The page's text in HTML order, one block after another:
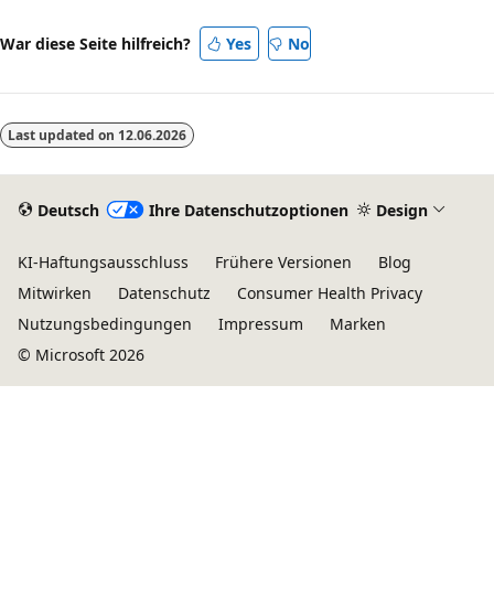
War diese Seite hilfreich? Yes No
Last updated on 12.06.2026
Deutsch Ihre Datenschutzoptionen Design
KI-Haftungsausschluss Frühere Versionen
Blog
Mitwirken
Datenschutz
Consumer Health Privacy
Nutzungsbedingungen
Impressum
Marken
© Microsoft 2026